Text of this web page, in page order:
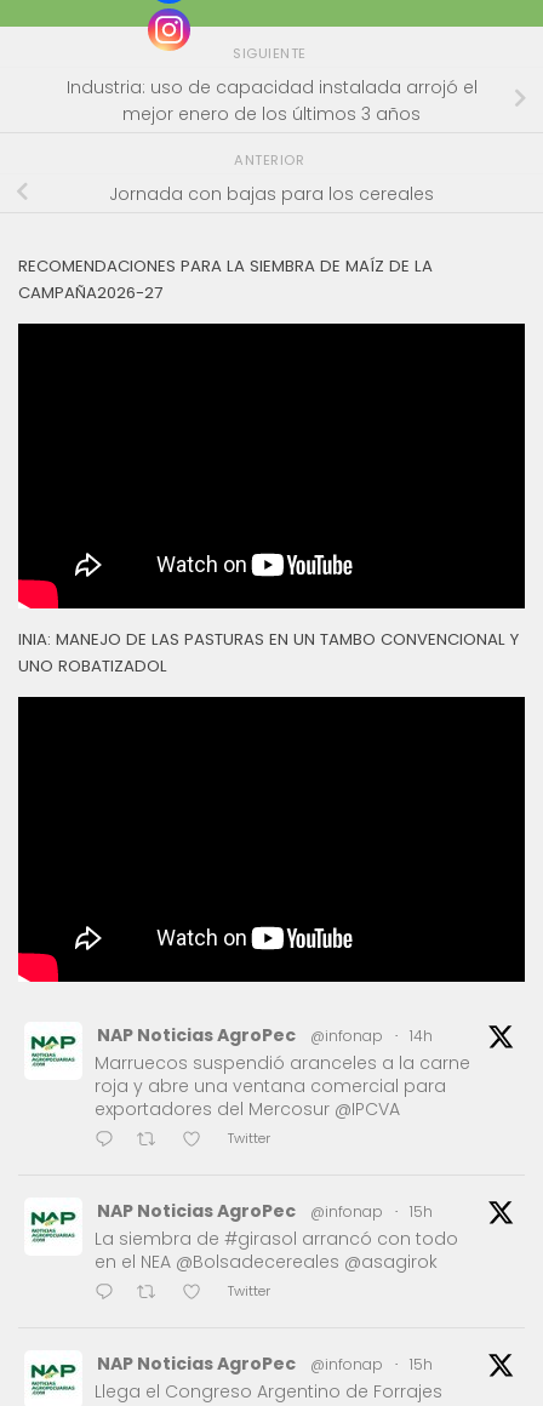
SIGUIENTE
Industria: uso de capacidad instalada arrojó el
mejor enero de los últimos 3 años
ANTERIOR
Jornada con bajas para los cereales
RECOMENDACIONES PARA LA SIEMBRA DE MAÍZ DE LA
CAMPAÑA2026-27
INIA: MANEJO DE LAS PASTURAS EN UN TAMBO CONVENCIONAL Y
UNO ROBATIZADOL
NAP Noticias AgroPec @infonap · 14h
Marruecos suspendió aranceles a la carne
roja y abre una ventana comercial para
exportadores del Mercosur @IPCVA
Twitter
NAP Noticias AgroPec @infonap · 15h
La siembra de #girasol arrancó con todo
en el NEA @Bolsadecereales @asagirok
Twitter
NAP Noticias AgroPec @infonap · 15h
Llega el Congreso Argentino de Forrajes